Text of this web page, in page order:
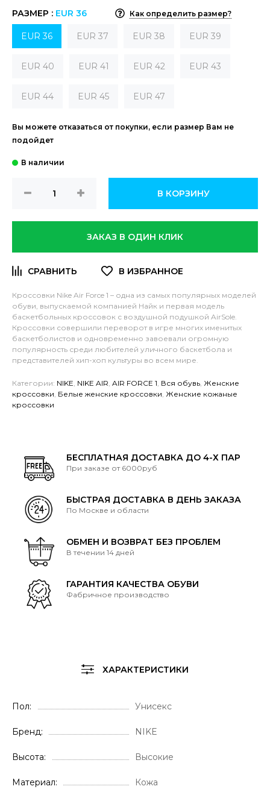
РАЗМЕР : EUR 36 Как определить размер?
EUR 36 EUR 37 EUR 38 EUR 39
EUR 40 EUR 41 EUR 42 EUR 43
EUR 44 EUR 45 EUR 47
Вы можете отказаться от покупки, если размер Вам не
подойдет
В КОРЗИНУ
ЗАКАЗ В ОДИН КЛИК
Кроссовки Nike Air Force 1 – одна из самых популярных моделей
обуви, выпускаемой компанией Найк и первая модель
баскетбольных кроссовок с воздушной подушкой AirSole.
Кроссовки совершили переворот в игре многих именитых
баскетболистов и одновременно завоевали огромную
популярность среди любителей уличного баскетбола и
представителей хип-хоп культуры во всем мире.
Категории: NIKE NIKE AIR AIR FORCE 1 Вся обувь Женские
кроссовки Белые женские кроссовки Женские кожаные
кроссовки
БЕСПЛАТНАЯ ДОСТАВКА ДО 4-Х ПАР
При заказе от 6000руб
БЫСТРАЯ ДОСТАВКА В ДЕНЬ ЗАКАЗА
По Москве и области
ОБМЕН И ВОЗВРАТ БЕЗ ПРОБЛЕМ
В течении 14 дней
ГАРАНТИЯ КАЧЕСТВА ОБУВИ
Фабричное производство
ХАРАКТЕРИСТИКИ
Пол Унисекс
Бренд NIKE
Высота Высокие
Материал Кожа